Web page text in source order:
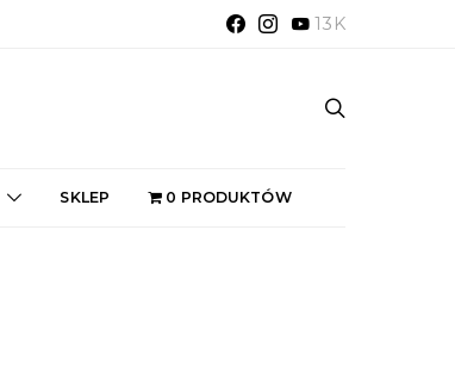
13K
SKLEP 0 PRODUKTÓW